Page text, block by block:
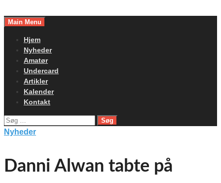
toMain Menu
Hjem
Nyheder
Amatør
Undercard
Artikler
Kalender
Kontakt
Søg
efter:
Nyheder
Danni Alwan tabte på